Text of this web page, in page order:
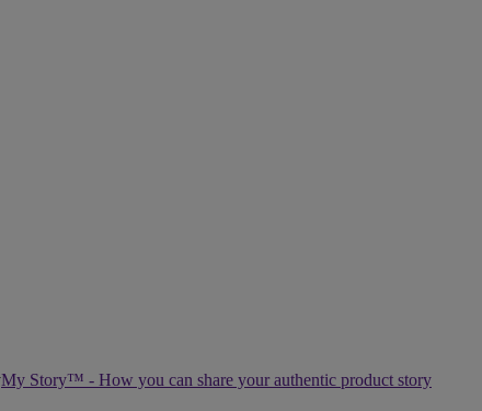
My Story™ - How you can share your authentic product story